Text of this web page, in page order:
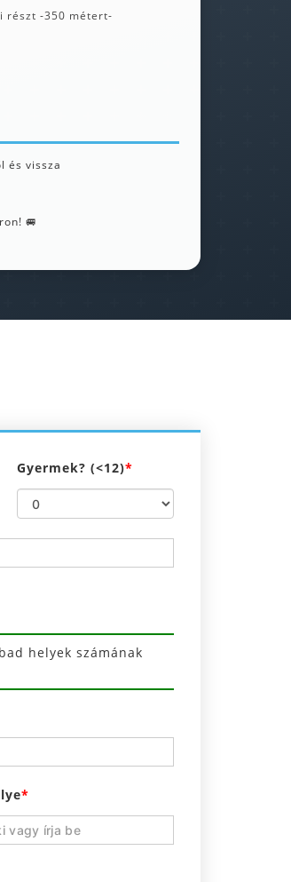
részt -350 métert-
és vissza
🚐
Gyermek? (<12)
helyek számának